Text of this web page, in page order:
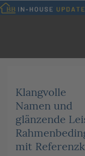
Zum
Inhalt
Klangvolle
Namen und
glänzende
mit